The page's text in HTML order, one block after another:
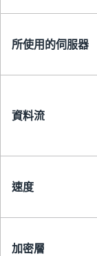
所使用的伺服器
資料流
速度
加密層